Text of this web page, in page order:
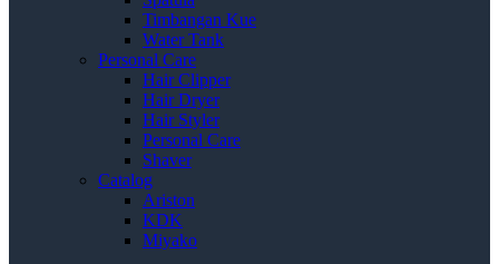
Timbangan Kue
Water Tank
Personal Care
Hair Clipper
Hair Dryer
Hair Styler
Personal Care
Shaver
Catalog
Ariston
KDK
Miyako